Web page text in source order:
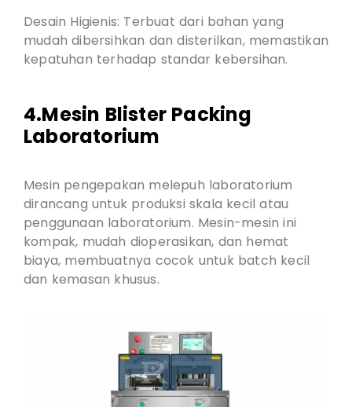
Desain Higienis: Terbuat dari bahan yang
mudah dibersihkan dan disterilkan, memastikan
kepatuhan terhadap standar kebersihan.
4.Mesin Blister Packing
Laboratorium
Mesin pengepakan melepuh laboratorium
dirancang untuk produksi skala kecil atau
penggunaan laboratorium. Mesin-mesin ini
kompak, mudah dioperasikan, dan hemat
biaya, membuatnya cocok untuk batch kecil
dan kemasan khusus.